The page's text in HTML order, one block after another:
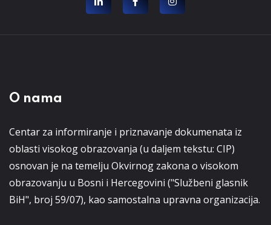
O nama
Centar za informiranje i priznavanje dokumenata iz
oblasti visokog obrazovanja (u daljem tekstu: CIP)
osnovan je na temelju Okvirnog zakona o visokom
obrazovanju u Bosni i Hercegovini ("Službeni glasnik
BiH", broj 59/07), kao samostalna upravna organizacija.